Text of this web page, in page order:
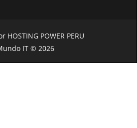
HOSTING POWER PERU
IT © 2026